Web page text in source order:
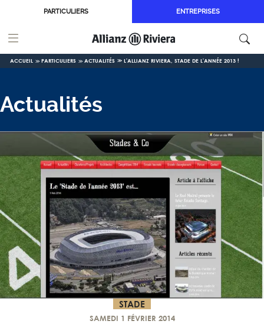
Aller au contenu principal
PARTICULIERS ENTREPRISES
ACCUEIL PARTICULIERS ACTUALITÉS L'ALLIANZ RIVIERA, STADE DE L'ANNÉE 2013 !
Actualités
STADE
SAMEDI 1 FÉVRIER 2014